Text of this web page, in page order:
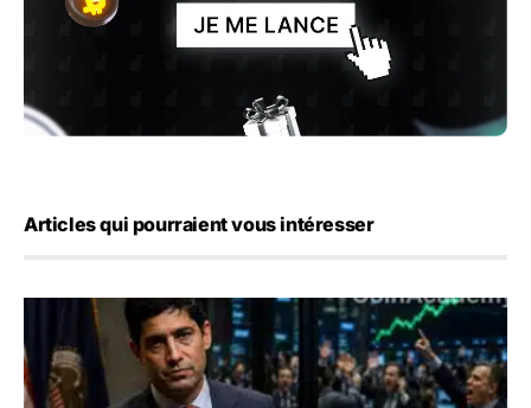
Articles qui pourraient vous intéresser
Emploi américain : 23 000 postes détruits en juillet, les